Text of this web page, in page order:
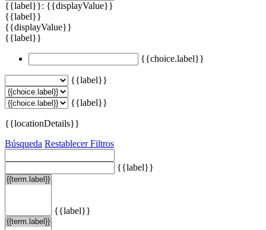
{{label}}: {{displayValue}}
{{label}}
{{displayValue}}
{{label}}
{{choice.label}}
{{label}}
{{label}}
{{locationDetails}}
Búsqueda Restablecer Filtros
{{label}}
{{label}}